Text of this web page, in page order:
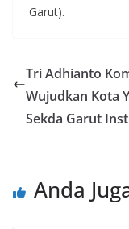
Garut).
Tri Adhianto
Wujudkan Kota
Sekda Garut
Anda